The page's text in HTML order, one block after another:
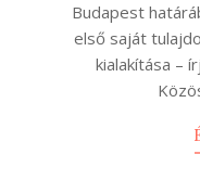
21
Budapest
első saját
kialakítása –